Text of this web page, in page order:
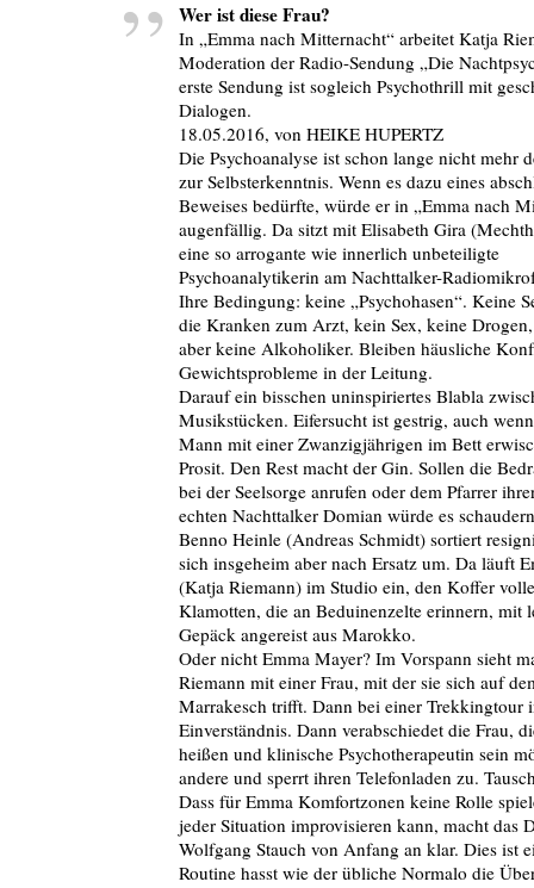
Wer ist diese Frau?
In „Emma nach Mitternacht“ arbeitet Katja
Moderation der Radio-Sendung „Die
erste Sendung ist sogleich Psychothrill mit
Dialogen.
18.05.2016, von HEIKE HUPERTZ
Die Psychoanalyse ist schon lange nicht mehr
zur Selbsterkenntnis. Wenn es dazu eines
Beweises bedürfte, würde er in „Emma nach
augenfällig. Da sitzt mit Elisabeth Gira
eine so arrogante wie innerlich unbeteiligte
Psychoanalytikerin am Nachttalker-
Ihre Bedingung: keine „Psychohasen“. Keine
die Kranken zum Arzt, kein Sex, keine
aber keine Alkoholiker. Bleiben häusliche
Gewichtsprobleme in der Leitung.
Darauf ein bisschen uninspiriertes Blabla
Musikstücken. Eifersucht ist gestrig, auch
Mann mit einer Zwanzigjährigen im Bett
Prosit. Den Rest macht der Gin. Sollen die
bei der Seelsorge anrufen oder dem Pfarrer
echten Nachttalker Domian würde es
Benno Heinle (Andreas Schmidt) sortiert
sich insgeheim aber nach Ersatz um. Da läuft
(Katja Riemann) im Studio ein, den Koffer
Klamotten, die an Beduinenzelte erinnern, mit
Gepäck angereist aus Marokko.
Oder nicht Emma Mayer? Im Vorspann sieht
Riemann mit einer Frau, mit der sie sich auf
Marrakesch trifft. Dann bei einer Trekkingtour
Einverständnis. Dann verabschiedet die Frau,
heißen und klinische Psychotherapeutin sein
andere und sperrt ihren Telefonladen zu.
Dass für Emma Komfortzonen keine Rolle
jeder Situation improvisieren kann, macht das
Wolfgang Stauch von Anfang an klar. Dies ist
Routine hasst wie der übliche Normalo die